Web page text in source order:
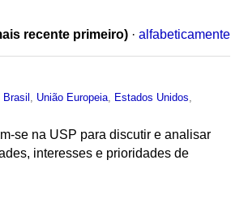
recente primeiro) · alfabeticamente
Brasil União Europeia Estados Unidos
se na USP para discutir e analisar
interesses e prioridades de